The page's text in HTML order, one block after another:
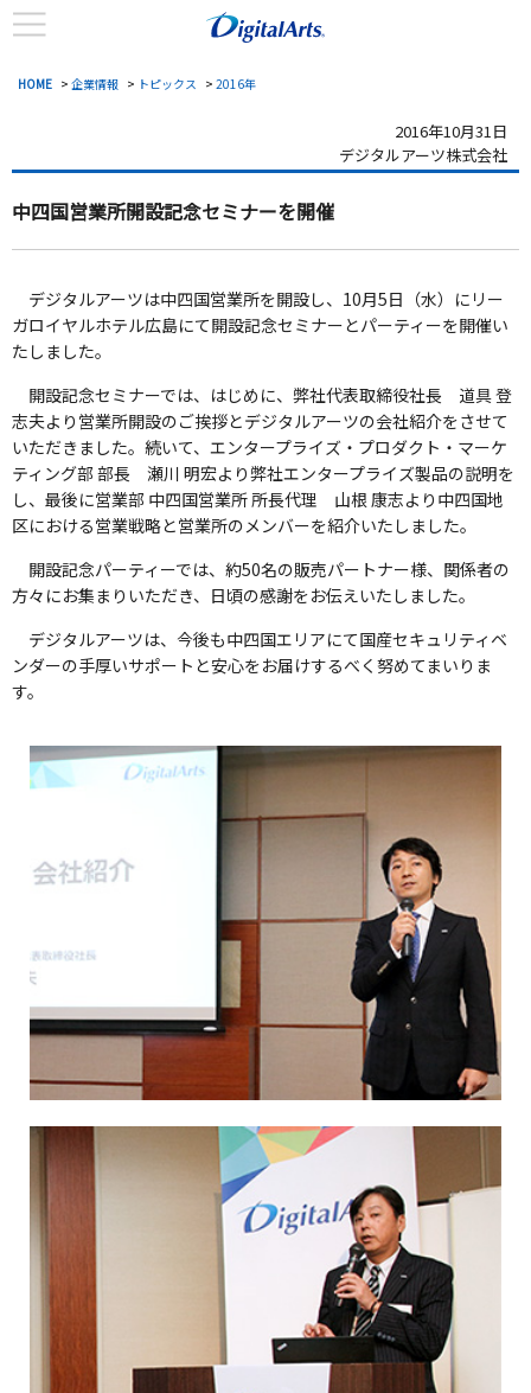
HOME > 企業情報 > トピックス > 2016年
2016年10月31日
デジタルアーツ株式会社
中四国営業所開設記念セミナーを開催
デジタルアーツは中四国営業所を開設し、10月5日（水）にリー
ガロイヤルホテル広島にて開設記念セミナーとパーティーを開催い
たしました。
開設記念セミナーでは、はじめに、弊社代表取締役社長 道具 登
志夫より営業所開設のご挨拶とデジタルアーツの会社紹介をさせて
いただきました。続いて、エンタープライズ・プロダクト・マーケ
ティング部 部長 瀬川 明宏より弊社エンタープライズ製品の説明を
し、最後に営業部 中四国営業所 所長代理 山根 康志より中四国地
区における営業戦略と営業所のメンバーを紹介いたしました。
開設記念パーティーでは、約50名の販売パートナー様、関係者の
方々にお集まりいただき、日頃の感謝をお伝えいたしました。
デジタルアーツは、今後も中四国エリアにて国産セキュリティベ
ンダーの手厚いサポートと安心をお届けするべく努めてまいりま
す。